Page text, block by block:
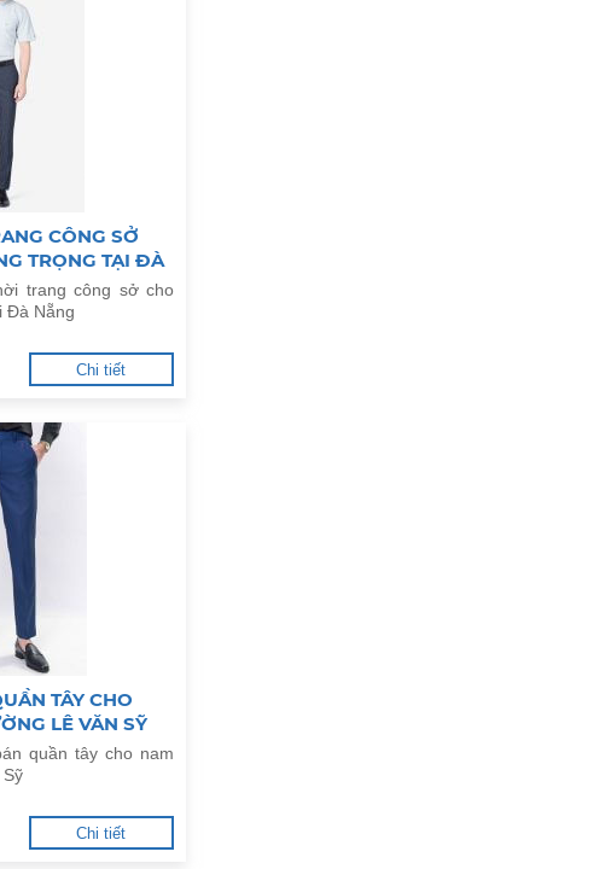
CÔNG SỞ
TRỌNG TẠI ĐÀ
trang công sở cho
Đà Nẵng
Chi tiết
TÂY CHO
LÊ VĂN SỸ
quần tây cho nam
Chi tiết